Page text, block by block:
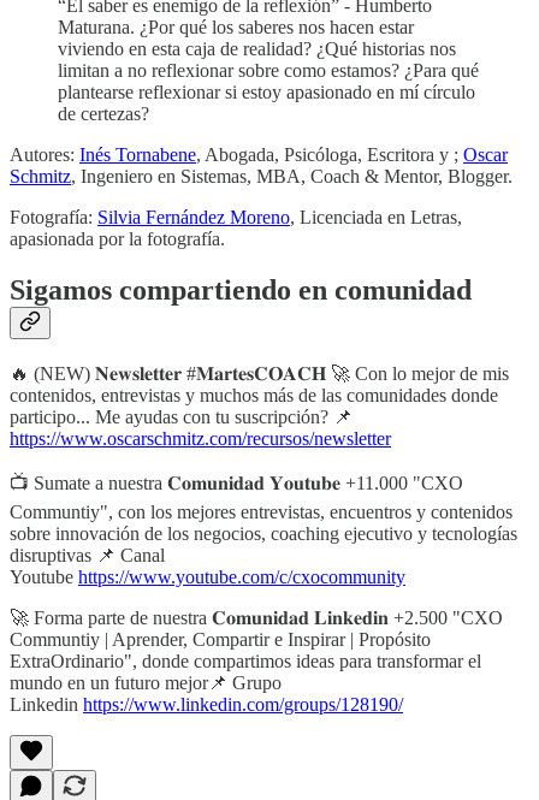
“El saber es enemigo de la reflexión” - Humberto
Maturana. ¿Por qué los saberes nos hacen estar
viviendo en esta caja de realidad? ¿Qué historias nos
limitan a no reflexionar sobre como estamos? ¿Para qué
plantearse reflexionar si estoy apasionado en mí círculo
de certezas?
Autores: Inés Tornabene, Abogada, Psicóloga, Escritora y ; Oscar
Schmitz, Ingeniero en Sistemas, MBA, Coach & Mentor, Blogger.
Fotografía: Silvia Fernández Moreno, Licenciada en Letras,
apasionada por la fotografía.
Sigamos compartiendo en comunidad
🔥 (NEW) 𝐍𝐞𝐰𝐬𝐥𝐞𝐭𝐭𝐞𝐫 #𝐌𝐚𝐫𝐭𝐞𝐬𝐂𝐎𝐀𝐂𝐇 🚀 Con lo mejor de mis
contenidos, entrevistas y muchos más de las comunidades donde
participo... Me ayudas con tu suscripción? 📌
https://www.oscarschmitz.com/recursos/newsletter
📺 Sumate a nuestra 𝐂𝐨𝐦𝐮𝐧𝐢𝐝𝐚𝐝 𝐘𝐨𝐮𝐭𝐮𝐛𝐞 +11.000 "CXO
Communtiy", con los mejores entrevistas, encuentros y contenidos
sobre innovación de los negocios, coaching ejecutivo y tecnologías
disruptivas 📌 Canal
Youtube https://www.youtube.com/c/cxocommunity
🚀 Forma parte de nuestra 𝐂𝐨𝐦𝐮𝐧𝐢𝐝𝐚𝐝 𝐋𝐢𝐧𝐤𝐞𝐝𝐢𝐧 +2.500 "CXO
Communtiy | Aprender, Compartir e Inspirar | Propósito
ExtraOrdinario", donde compartimos ideas para transformar el
mundo en un futuro mejor📌 Grupo
Linkedin https://www.linkedin.com/groups/128190/